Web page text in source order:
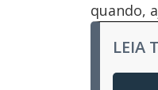
quando,
LEIA